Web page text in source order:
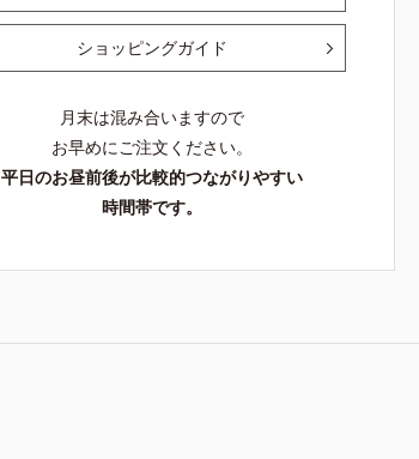
ショッピングガイド
月末は混み合いますので
お早めにご注文ください。
平日のお昼前後が比較的つながりやすい
時間帯です。